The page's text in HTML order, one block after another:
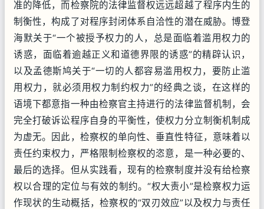
准的降低，而检察院的法律监督权远远超越了程序内生的
制衡性，构成了对程序封闭体系自洽性的潜在威胁。博登
海默关于“一个被授予权力的人，总是面临着滥用权力的
诱惑，面临着逾越正义和道德界限的诱惑”的精辟认识，
以及孟德斯鸠关于“一切的人都容易滥用权力，要防止滥
用权力，就必须用权力制约权力”的经典之谈，在这样的
语境下都意指一种由检察官主持进行的法律监督机制，会
完全打破诉讼程序自身的平衡性，使权力分立制衡机制成
为虚无。因此，检察权的单向性、垂直性特征，意味着以
责任约束权力，严格限制检察权的恣意，是一种必要的、
最后的选择。但从实践看，现有的检察制度并没有给检察
权以合理的定位与有效的制约。“权大责小”是检察权力运
作现状的生动概括，检察权的“双刃效应”以及权力与责任